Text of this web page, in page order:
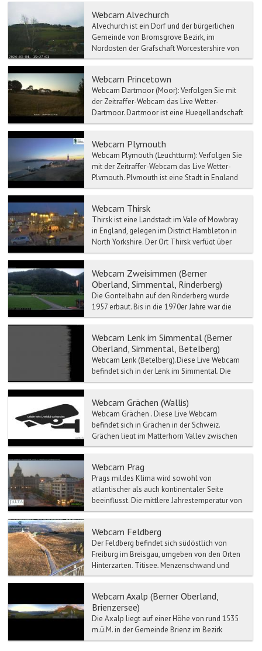
Webcam Alvechurch
Alvechurch ist ein Dorf und der bürgerlichen
Gemeinde von Bromsgrove Bezirk, im
Nordosten der Grafschaft Worcestershire von
England. Liegen Der Ort...
Webcam Princetown
Webcam Dartmoor (Moor): Verfolgen Sie mit
der Zeitraffer-Webcam das Live Wetter-
Dartmoor. Dartmoor ist eine Huegellandschaft
auf ein...
Webcam Plymouth
Webcam Plymouth (Leuchtturm): Verfolgen Sie
mit der Zeitraffer-Webcam das Live Wetter-
Plymouth. Plymouth ist eine Stadt in England
in...
Webcam Thirsk
Thirsk ist eine Landstadt im Vale of Mowbray
in England, gelegen im District Hambleton in
North Yorkshire. Der Ort Thirsk verfügt über
einen mitte...
Webcam Zweisimmen (Berner
Oberland, Simmental, Rinderberg)
Die Gontelbahn auf den Rinderberg wurde
1957 erbaut. Bis in die 1970er Jahre war die
Rinderbergbahn die längste ihrer Art in Europa.
Webcam Lenk im Simmental (Berner
Oberland, Simmental, Betelberg)
Webcam Lenk (Betelberg).Diese Live Webcam
befindet sich in der Lenk im Simmental. Die
Lenk ist die höchst gelegene Gemeinde im
Webcam Grächen (Wallis)
Webcam Grächen . Diese Live Webcam
befindet sich in Grächen in der Schweiz.
Grächen liegt im Matterhorn Valley zwischen
Zermatt und S...
Webcam Prag
Prags mildes Klima wird sowohl von
atlantischer als auch kontinentaler Seite
beeinflusst. Die mittlere Jahrestemperatur von
Prag liegt um die 8 °C,...
Webcam Feldberg
Der Feldberg befindet sich südöstlich von
Freiburg im Breisgau, umgeben von den Orten
Hinterzarten, Titisee, Menzenschwand und
Bernau und Todtnau. ...
Webcam Axalp (Berner Oberland,
Brienzersee)
Die Axalp liegt auf einer Höhe von rund 1535
m.ü.M. in der Gemeinde Brienz im Bezirk
Interlaken und ist mit dem Postauto oder dem